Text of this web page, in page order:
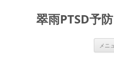
翠雨PTSD予
メニ